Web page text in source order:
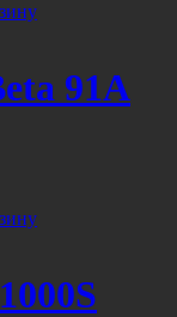
91A